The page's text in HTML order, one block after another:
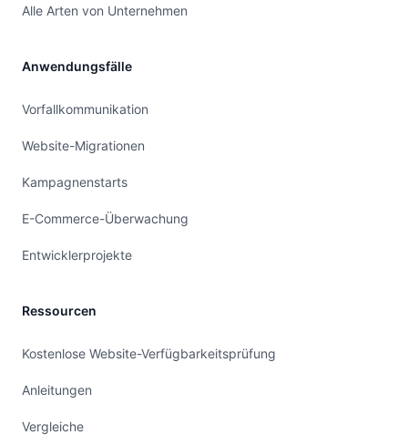
Alle Arten von Unternehmen
Anwendungsfälle
Vorfallkommunikation
Website-Migrationen
Kampagnenstarts
E-Commerce-Überwachung
Entwicklerprojekte
Ressourcen
Kostenlose Website-Verfügbarkeitsprüfung
Anleitungen
Vergleiche